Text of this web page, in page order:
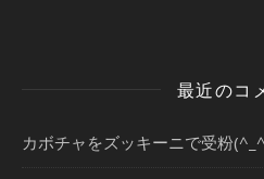
最近のコ
カボチャをズッキーニで受粉